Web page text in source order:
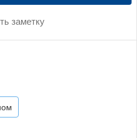
заметку